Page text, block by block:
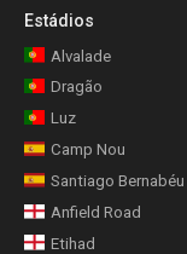
Estádios
Alvalade
Dragão
Luz
Camp Nou
Santiago Bernabéu
Anfield Road
Etihad